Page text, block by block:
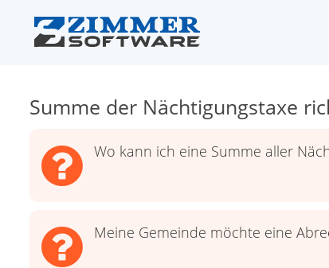
Summe der Nächtigungstaxe
Wo kann ich eine Summe aller
Meine Gemeinde möchte eine